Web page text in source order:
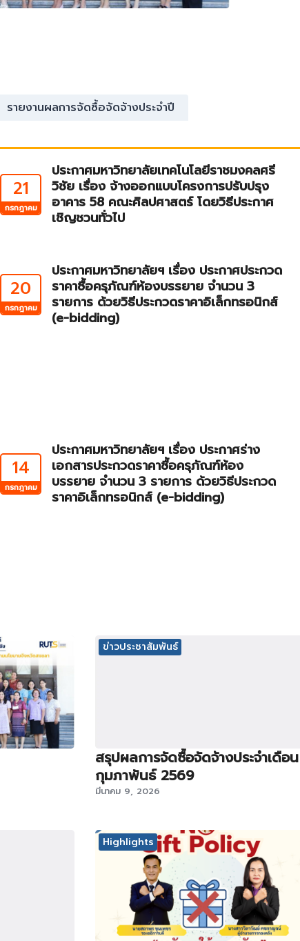
รายงานผลการจัดซื้อจัดจ้างประจำปี
21
กรกฎาคม
ประกาศมหาวิทยาลัยเทคโนโลยีราชมงคลศรี
วิชัย เรื่อง จ้างออกแบบโครงการปรับปรุง
อาคาร 58 คณะศิลปศาสตร์ โดยวิธีประกาศ
เชิญชวนทั่วไป
20
กรกฎาคม
ประกาศมหาวิทยาลัยฯ เรื่อง ประกาศประกวด
ราคาซื้อครุภัณฑ์ห้องบรรยาย จำนวน 3
รายการ ด้วยวิธีประกวดราคาอิเล็กทรอนิกส์
(e-bidding)
14
กรกฎาคม
ประกาศมหาวิทยาลัยฯ เรื่อง ประกาศร่าง
เอกสารประกวดราคาซื้อครุภัณฑ์ห้อง
บรรยาย จำนวน 3 รายการ ด้วยวิธีประกวด
ราคาอิเล็กทรอนิกส์ (e-bidding)
ข่าวประชาสัมพันธ์
สรุปผลการจัดซื้อจัดจ้างประจำเดือน
กุมภาพันธ์ 2569
มีนาคม 9, 2026
Highlights